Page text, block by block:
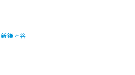
新鎌ヶ谷